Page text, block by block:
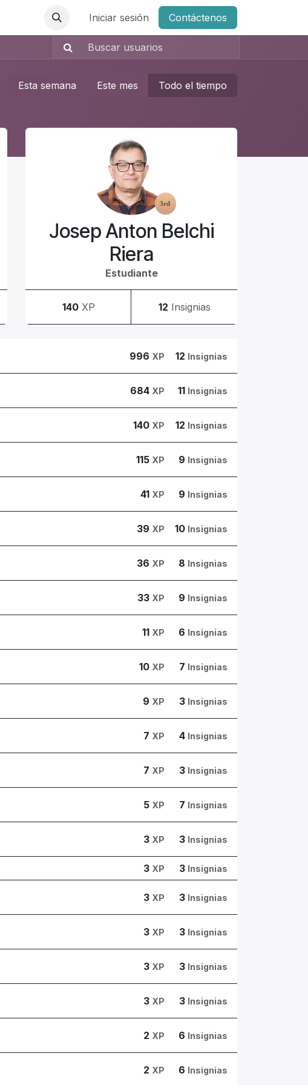
Iniciar sesión Contáctenos
Esta semana Este mes Todo el tiempo
Josep Anton Belchi
Riera
Estudiante
140 XP 12 Insignias
996 XP 12 Insignias
684 XP 11 Insignias
140 XP 12 Insignias
115 XP 9 Insignias
41 XP 9 Insignias
39 XP 10 Insignias
36 XP 8 Insignias
33 XP 9 Insignias
11 XP 6 Insignias
10 XP 7 Insignias
9 XP 3 Insignias
7 XP 4 Insignias
7 XP 3 Insignias
5 XP 7 Insignias
3 XP 3 Insignias
3 XP 3 Insignias
3 XP 3 Insignias
3 XP 3 Insignias
3 XP 3 Insignias
3 XP 3 Insignias
2 XP 6 Insignias
2 XP 6 Insignias